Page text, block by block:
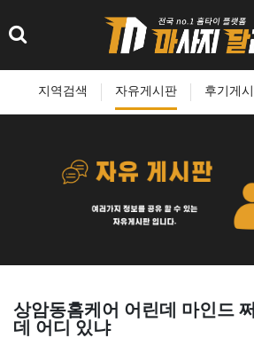
지역검색 자유게시판 후기게
상암동홈케어 어린데 마인드
데 어디 있냐